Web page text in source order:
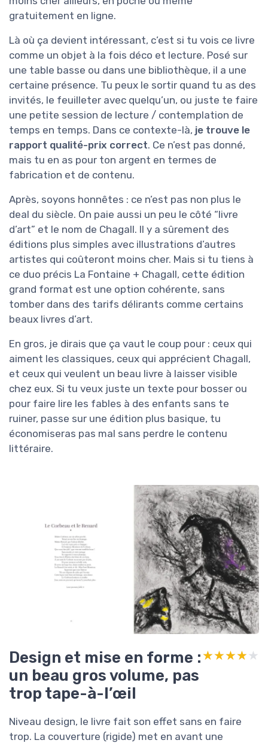
gratuitement en ligne.
Là où ça devient intéressant, c’est si tu vois ce livre
comme un objet à la fois déco et lecture. Posé sur
une table basse ou dans une bibliothèque, il a une
certaine présence. Tu peux le sortir quand tu as des
invités, le feuilleter avec quelqu’un, ou juste te faire
une petite session de lecture / contemplation de
temps en temps. Dans ce contexte-là, je trouve le
rapport qualité-prix correct. Ce n’est pas donné,
mais tu en as pour ton argent en termes de
fabrication et de contenu.
Après, soyons honnêtes : ce n’est pas non plus le
deal du siècle. On paie aussi un peu le côté “livre
d’art” et le nom de Chagall. Il y a sûrement des
éditions plus simples avec illustrations d’autres
artistes qui coûteront moins cher. Mais si tu tiens à
ce duo précis La Fontaine + Chagall, cette édition
grand format est une option cohérente, sans
tomber dans des tarifs délirants comme certains
beaux livres d’art.
En gros, je dirais que ça vaut le coup pour : ceux qui
aiment les classiques, ceux qui apprécient Chagall,
et ceux qui veulent un beau livre à laisser visible
chez eux. Si tu veux juste un texte pour bosser ou
pour faire lire les fables à des enfants sans te
ruiner, passe sur une édition plus basique, tu
économiseras pas mal sans perdre le contenu
littéraire.
Design et mise en forme :
un beau gros volume, pas
trop tape-à-l’œil
★★★★★
★★★★★
Niveau design, le livre fait son effet sans en faire
trop. La couverture (rigide) met en avant une